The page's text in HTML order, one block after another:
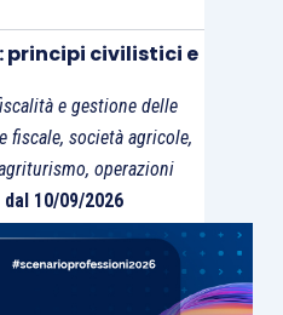
di “approvazione
governo integrato del
essere trattata come
di un owner interno,
probatorio dedicato .
principi civilistici e
e gestione delle
fiscale, società agricole,
operazioni
10/09/2026